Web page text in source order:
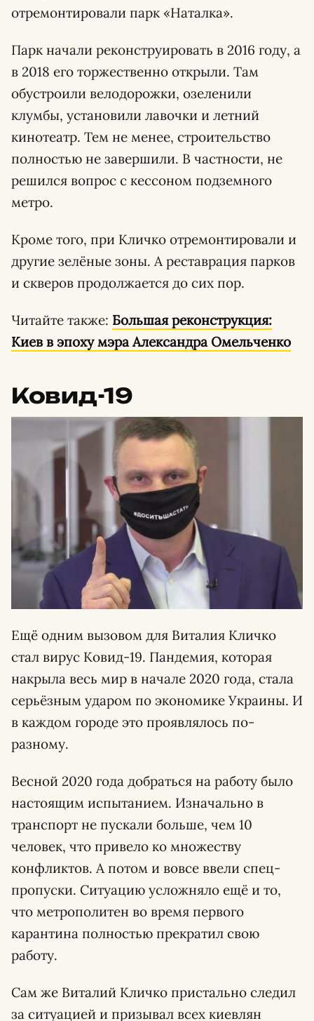
отремонтировали парк «Наталка».
Парк начали реконструировать в 2016 году, а
в 2018 его торжественно открыли. Там
обустроили велодорожки, озеленили
клумбы, установили лавочки и летний
кинотеатр. Тем не менее, строительство
полностью не завершили. В частности, не
решился вопрос с кессоном подземного
метро.
Кроме того, при Кличко отремонтировали и
другие зелёные зоны. А реставрация парков
и скверов продолжается до сих пор.
Читайте также: Большая реконструкция:
Киев в эпоху мэра Александра Омельченко
Ковид-19
Ещё одним вызовом для Виталия Кличко
стал вирус Ковид-19. Пандемия, которая
накрыла весь мир в начале 2020 года, стала
серьёзным ударом по экономике Украины. И
в каждом городе это проявлялось по-
разному.
Весной 2020 года добраться на работу было
настоящим испытанием. Изначально в
транспорт не пускали больше, чем 10
человек, что привело ко множеству
конфликтов. А потом и вовсе ввели спец-
пропуски. Ситуацию усложняло ещё и то,
что метрополитен во время первого
карантина полностью прекратил свою
работу.
Сам же Виталий Кличко пристально следил
за ситуацией и призывал всех киевлян